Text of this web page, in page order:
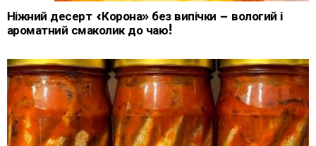
Ніжний десерт «Корона» без випічки – вологий і
ароматний смаколик до чаю!